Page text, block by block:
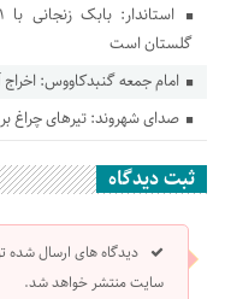
گلستان است
امام جمعه گنبدکاووس:
صدای شهروند: تیرهای
ثبت دیدگاه
دیدگاه های ارسال
سایت منتشر خواهد شد.